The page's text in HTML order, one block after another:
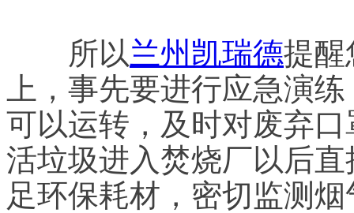
所以兰州凯瑞德提醒
上，事先要进行应急演
可以运转，及时对废弃
活垃圾进入焚烧厂以后
足环保耗材，密切监测